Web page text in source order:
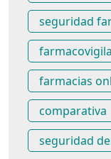
seguridad
farmacias
comparativa
seguridad